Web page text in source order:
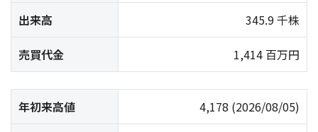
出来高 345.9 千株
売買代金 1,414 百万円
年初来高値 4,178 (2026/08/05)